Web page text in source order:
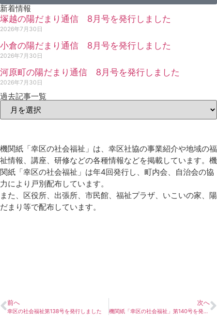
新着情報
塚越の陽だまり通信 8月号を発行しました
2026年7月30日
小倉の陽だまり通信 8月号を発行しました
2026年7月30日
河原町の陽だまり通信 8月号を発行しました
2026年7月30日
過去記事一覧
機関紙「幸区の社会福祉」は、幸区社協の事業紹介や地域の福
祉情報、講座、研修などの各種情報などを掲載しています。機
関紙「幸区の社会福祉」は年4回発行し、町内会、自治会の協
力により戸別配布しています。
また、区役所、出張所、市民館、福祉プラザ、いこいの家、陽
だまり等で配布しています。
前へ
幸区の社会福祉第138号を発行しました
次へ
機関紙「幸区の社会福祉」第140号を発行しました